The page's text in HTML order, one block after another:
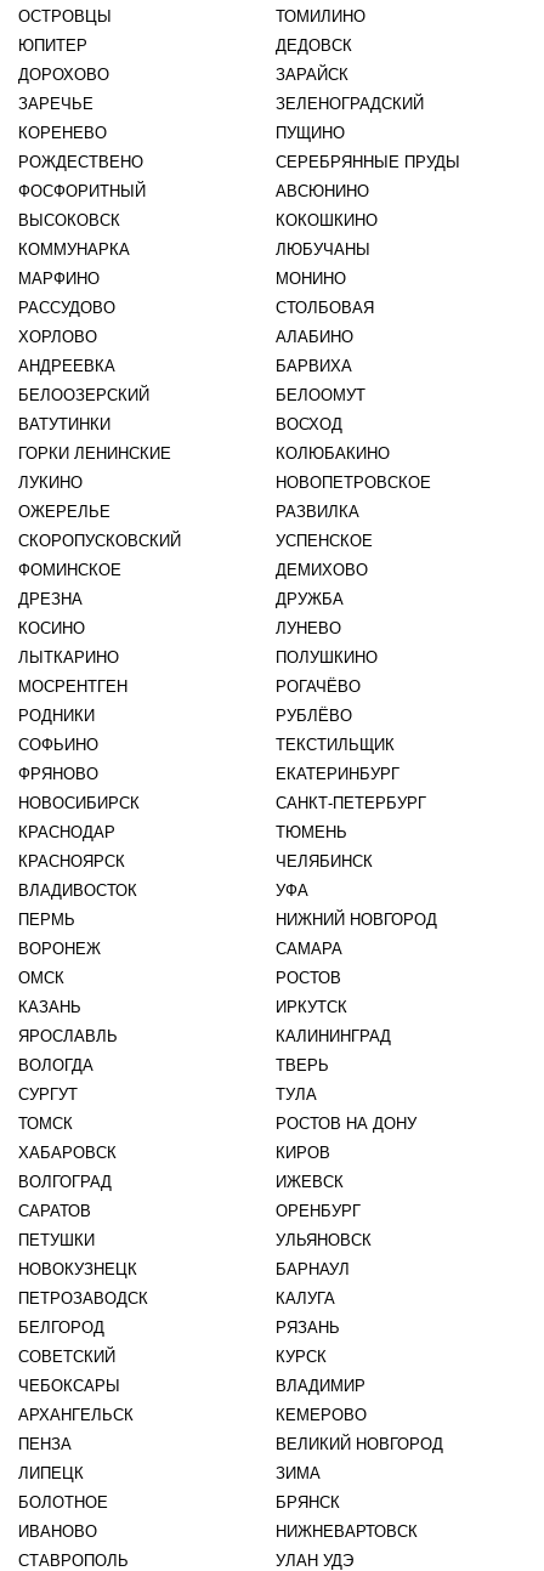
ОСТРОВЦЫ
ТОМИЛИНО
ЮПИТЕР
ДЕДОВСК
ДОРОХОВО
ЗАРАЙСК
ЗАРЕЧЬЕ
ЗЕЛЕНОГРАДСКИЙ
КОРЕНЕВО
ПУЩИНО
РОЖДЕСТВЕНО
СЕРЕБРЯННЫЕ ПРУДЫ
ФОСФОРИТНЫЙ
АВСЮНИНО
ВЫСОКОВСК
КОКОШКИНО
КОММУНАРКА
ЛЮБУЧАНЫ
МАРФИНО
МОНИНО
РАССУДОВО
СТОЛБОВАЯ
ХОРЛОВО
АЛАБИНО
АНДРЕЕВКА
БАРВИХА
БЕЛООЗЕРСКИЙ
БЕЛООМУТ
ВАТУТИНКИ
ВОСХОД
ГОРКИ ЛЕНИНСКИЕ
КОЛЮБАКИНО
ЛУКИНО
НОВОПЕТРОВСКОЕ
ОЖЕРЕЛЬЕ
РАЗВИЛКА
СКОРОПУСКОВСКИЙ
УСПЕНСКОЕ
ФОМИНСКОЕ
ДЕМИХОВО
ДРЕЗНА
ДРУЖБА
КОСИНО
ЛУНЕВО
ЛЫТКАРИНО
ПОЛУШКИНО
МОСРЕНТГЕН
РОГАЧЁВО
РОДНИКИ
РУБЛЁВО
СОФЬИНО
ТЕКСТИЛЬЩИК
ФРЯНОВО
ЕКАТЕРИНБУРГ
НОВОСИБИРСК
САНКТ-ПЕТЕРБУРГ
КРАСНОДАР
ТЮМЕНЬ
КРАСНОЯРСК
ЧЕЛЯБИНСК
ВЛАДИВОСТОК
УФА
ПЕРМЬ
НИЖНИЙ НОВГОРОД
ВОРОНЕЖ
САМАРА
ОМСК
РОСТОВ
КАЗАНЬ
ИРКУТСК
ЯРОСЛАВЛЬ
КАЛИНИНГРАД
ВОЛОГДА
ТВЕРЬ
СУРГУТ
ТУЛА
ТОМСК
РОСТОВ НА ДОНУ
ХАБАРОВСК
КИРОВ
ВОЛГОГРАД
ИЖЕВСК
САРАТОВ
ОРЕНБУРГ
ПЕТУШКИ
УЛЬЯНОВСК
НОВОКУЗНЕЦК
БАРНАУЛ
ПЕТРОЗАВОДСК
КАЛУГА
БЕЛГОРОД
РЯЗАНЬ
СОВЕТСКИЙ
КУРСК
ЧЕБОКСАРЫ
ВЛАДИМИР
АРХАНГЕЛЬСК
КЕМЕРОВО
ПЕНЗА
ВЕЛИКИЙ НОВГОРОД
ЛИПЕЦК
ЗИМА
БОЛОТНОЕ
БРЯНСК
ИВАНОВО
НИЖНЕВАРТОВСК
СТАВРОПОЛЬ
УЛАН УДЭ